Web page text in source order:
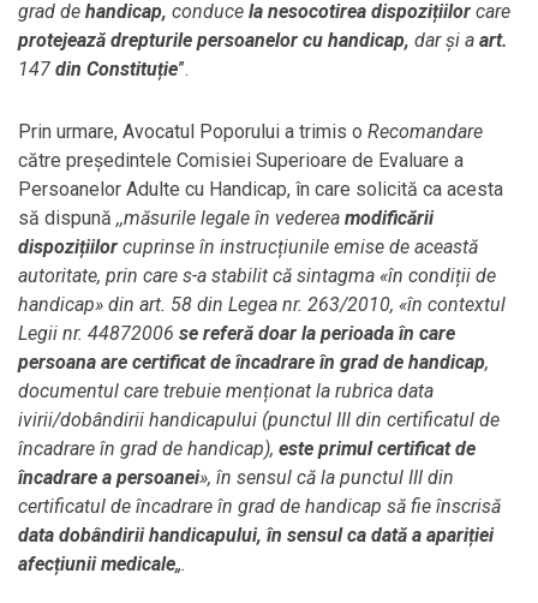
grad de handicap, conduce la nesocotirea dispozițiilor care
protejează drepturile persoanelor cu handicap, dar și a art.
147 din Constituție”.
Prin urmare, Avocatul Poporului a trimis o Recomandare
către președintele Comisiei Superioare de Evaluare a
Persoanelor Adulte cu Handicap, în care solicită ca acesta
să dispună ,,măsurile legale în vederea modificării
dispozițiilor cuprinse în instrucțiunile emise de această
autoritate, prin care s-a stabilit că sintagma «în condiții de
handicap» din art. 58 din Legea nr. 263/2010, «în contextul
Legii nr. 44872006 se referă doar la perioada în care
persoana are certificat de încadrare în grad de handicap,
documentul care trebuie menționat la rubrica data
ivirii/dobândirii handicapului (punctul III din certificatul de
încadrare în grad de handicap), este primul certificat de
încadrare a persoanei», în sensul că la punctul III din
certificatul de încadrare în grad de handicap să fie înscrisă
data dobândirii handicapului, în sensul ca dată a apariției
afecțiunii medicale„.